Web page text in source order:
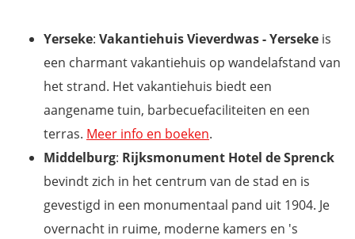
Yerseke: Vakantiehuis Vieverdwas - Yerseke is
een charmant vakantiehuis op wandelafstand van
het strand. Het vakantiehuis biedt een
aangename tuin, barbecuefaciliteiten en een
terras. Meer info en boeken.
Middelburg: Rijksmonument Hotel de Sprenck
bevindt zich in het centrum van de stad en is
gevestigd in een monumentaal pand uit 1904. Je
overnacht in ruime, moderne kamers en 's